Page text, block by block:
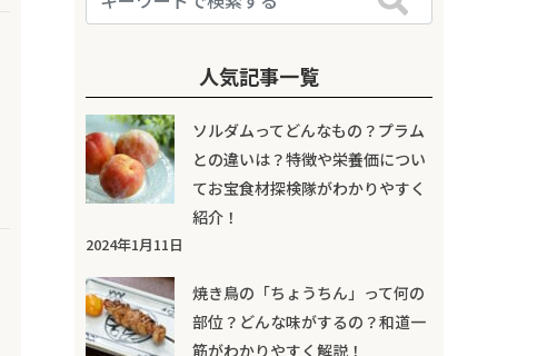
人気記事一覧
ソルダムってどんなもの？プラム
との違いは？特徴や栄養価につい
てお宝食材探検隊がわかりやすく
紹介！
2024年1月11日
焼き鳥の「ちょうちん」って何の
部位？どんな味がするの？和道一
筋がわかりやすく解説！